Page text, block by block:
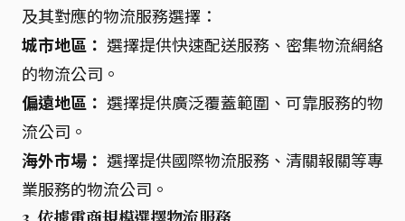
及其對應的物流服務選擇：
城市地區： 選擇提供快速配送服務、密集物流網絡
的物流公司。
偏遠地區： 選擇提供廣泛覆蓋範圍、可靠服務的物
流公司。
海外市場： 選擇提供國際物流服務、清關報關等專
業服務的物流公司。